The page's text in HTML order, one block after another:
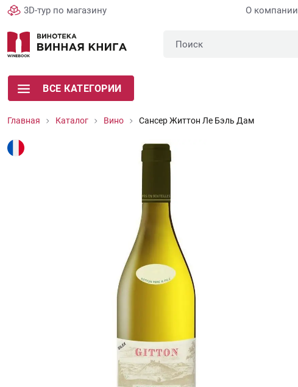
3D-тур по магазину О компании
ВСЕ КАТЕГОРИИ
Главная Каталог Вино Сансер Життон Ле Бэль Дам